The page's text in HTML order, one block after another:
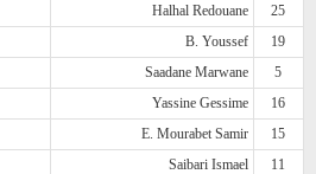
Halhal Redouane
25
B. Youssef
19
Saadane Marwane
5
Yassine Gessime
16
E. Mourabet Samir
15
Saibari Ismael
11